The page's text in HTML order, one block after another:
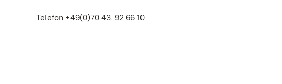
Telefon +49(0)70 43. 92 66 10